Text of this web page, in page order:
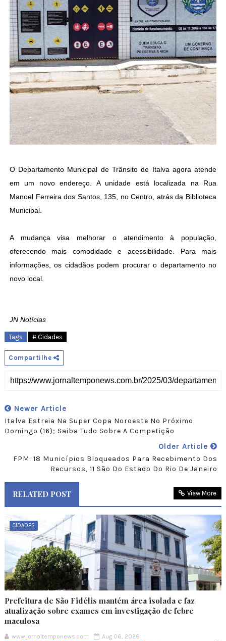
O Departamento Municipal de Trânsito de Italva agora atende
em um novo endereço. A unidade está localizada na Rua
Manoel Ferreira dos Santos, 135, no Centro, atrás da Biblioteca
Municipal.
A mudança visa melhorar o atendimento à população,
oferecendo mais comodidade e acessibilidade. Para mais
informações, os cidadãos podem procurar o departamento no
novo local.
JN Notícias
Tags # Cidades
Compartilhe
Newer Article
Italva Estreia Na Super Copa Noroeste No Próximo
Domingo (16); Saiba Tudo Sobre A Competição
Older Article
FPM: 18 Municípios Bloqueados Para Recebimento Dos
Recursos, 11 São Do Estado Do Rio De Janeiro
RELATED POST View More
CIDADES
Prefeitura de São Fidélis mantém área isolada e faz
atualização sobre exames em investigação de febre
maculosa
www.jornaltemponews.com Aug 06, 2026